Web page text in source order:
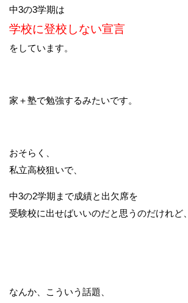
中3の3学期は
学校に登校しない宣言
をしています。
家＋塾で勉強するみたいです。
おそらく、
私立高校狙いで、
中3の2学期まで成績と出欠席を
受験校に出せばいいのだと思うのだけれど、
なんか、こういう話題、